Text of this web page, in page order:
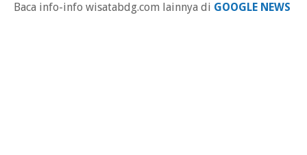
Baca info-info wisatabdg.com lainnya di GOOGLE NEWS